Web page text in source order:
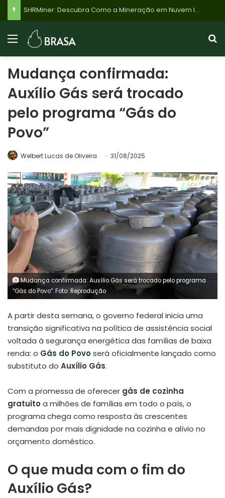
SHRMiner: Descubra Como a Mineração em Nuvem Impulsionada por IA Pode Gerar Renda Passiva Estável em Criptomoedas
Mudança confirmada:
Auxílio Gás será trocado
pelo programa “Gás do
Povo”
Welbert Lucas de Oliveira 31/08/2025
Mudança confirmada: Auxílio Gás será trocado pelo programa
“Gás do Povo”. Foto: Reprodução
A partir desta semana, o governo federal inicia uma
transição significativa na política de assistência social
voltada à segurança energética das famílias de baixa
renda: o Gás do Povoserá oficialmente lançado como
substituto do Auxílio Gás.
Com a promessa de oferecer gás de cozinha
gratuito a milhões de famílias em todo o país, o
programa chega como resposta às crescentes
demandas por mais dignidade na cozinha e alívio no
orçamento doméstico.
O que muda com o fim do
Auxílio Gás?